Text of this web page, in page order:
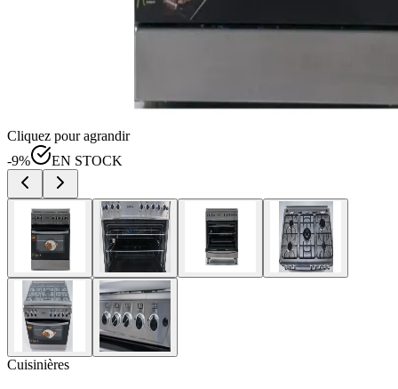
Cliquez pour agrandir
-9% EN STOCK
Cuisinières